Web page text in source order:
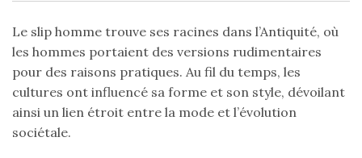
Le slip homme trouve ses racines dans l’Antiquité, où
les hommes portaient des versions rudimentaires
pour des raisons pratiques. Au fil du temps, les
cultures ont influencé sa forme et son style, dévoilant
ainsi un lien étroit entre la mode et l’évolution
sociétale.